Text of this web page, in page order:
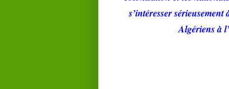
s’intéresser
Algériens à